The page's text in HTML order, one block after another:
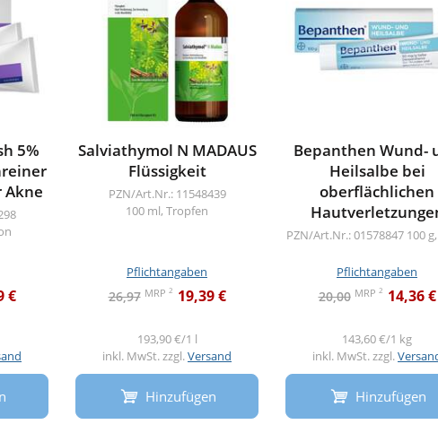
5%
€
Salviathymol N MADAUS
Flüssigkeit
PZN/Art.Nr.: 11548439
100 ml, Tropfen
Pflichtangaben
26,97 MRP 2 19,39 €
193,90 €/1 l
inkl. MwSt. zzgl.Versand
Hinzufügen
Bepanthen Wund-
Heilsalbe bei
oberflächlichen
PZN/Art.Nr.: 01578847 100
Pflichtangaben
20,00 MRP 2 14,36 €
143,60 €/1 kg
inkl. MwSt. zzgl.
Hinzufügen